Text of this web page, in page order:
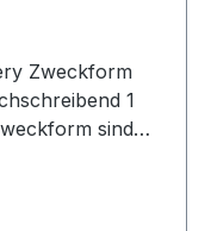
Zweckform
1
sind